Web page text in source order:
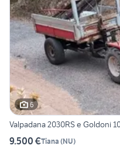
6
Valpadana 2030RS e Goldoni
9.500 €Tiana (NU)